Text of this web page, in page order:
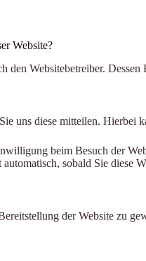
Website?
den Websitebetreiber.
uns diese mitteilen.
beim Besuch der
sobald Sie diese
der Website zu